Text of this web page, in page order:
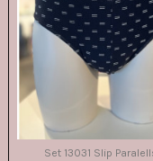
Set 13031 Slip